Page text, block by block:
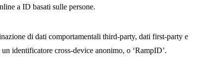
a ID basati sulle persone.
di dati comportamentali third-party, dati first-party e
identificatore cross-device anonimo, o ‘RampID’.